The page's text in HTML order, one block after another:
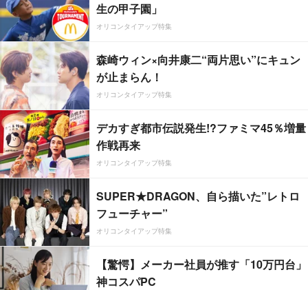
生の甲子園」
オリコンタイアップ特集
森崎ウィン×向井康二“両片思い”にキュン
が止まらん！
オリコンタイアップ特集
デカすぎ都市伝説発生!?ファミマ45％増量
作戦再来
オリコンタイアップ特集
SUPER★DRAGON、自ら描いた”レトロ
フューチャー”
オリコンタイアップ特集
【驚愕】メーカー社員が推す「10万円台」
神コスパPC